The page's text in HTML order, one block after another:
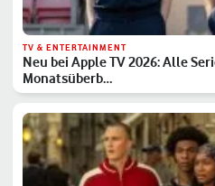
TV & ENTERTAINMENT
Neu bei Apple TV 2026: Alle
Monatsüberb…